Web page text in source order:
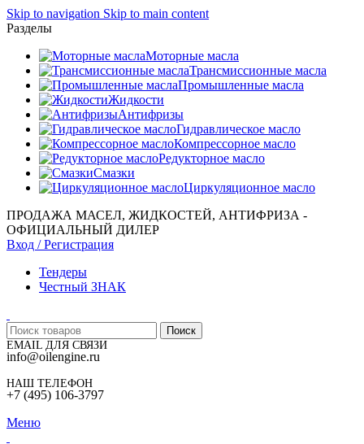
Skip to navigation Skip to main content
Разделы
Моторные масла
Трансмиссионные масла
Промышленные масла
Жидкости
Антифризы
Гидравлическое масло
Компрессорное масло
Редукторное масло
Смазки
Циркуляционное масло
ПРОДАЖА МАСЕЛ, ЖИДКОСТЕЙ, АНТИФРИЗА -
ОФИЦИАЛЬНЫЙ ДИЛЕР
Вход / Регистрация
Тендеры
Честный ЗНАК
Поиск
EMAIL ДЛЯ СВЯЗИ
info@oilengine.ru
НАШ ТЕЛЕФОН
+7 (495) 106-3797
Меню